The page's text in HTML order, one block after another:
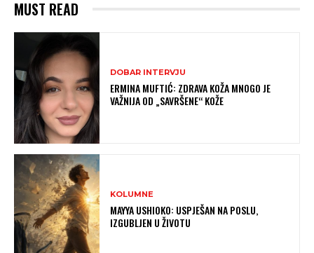
MUST READ
DOBAR INTERVJU
ERMINA MUFTIĆ: ZDRAVA KOŽA MNOGO JE
VAŽNIJA OD „SAVRŠENE“ KOŽE
KOLUMNE
MAYYA USHIOKO: USPJEŠAN NA POSLU,
IZGUBLJEN U ŽIVOTU